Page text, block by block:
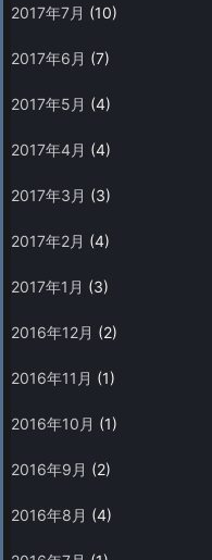
2017年7月 (10)
2017年6月 (7)
2017年5月 (4)
2017年4月 (4)
2017年3月 (3)
2017年2月 (4)
2017年1月 (3)
2016年12月 (2)
2016年11月 (1)
2016年10月 (1)
2016年9月 (2)
2016年8月 (4)